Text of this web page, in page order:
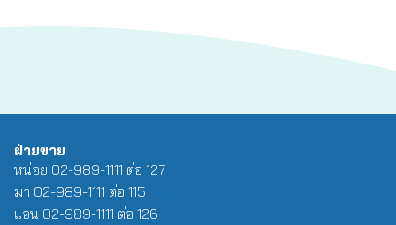
ฝ่ายขาย
หน่อย 02-989-1111 ต่อ 127
มา 02-989-1111 ต่อ 115
แอน 02-989-1111 ต่อ 126